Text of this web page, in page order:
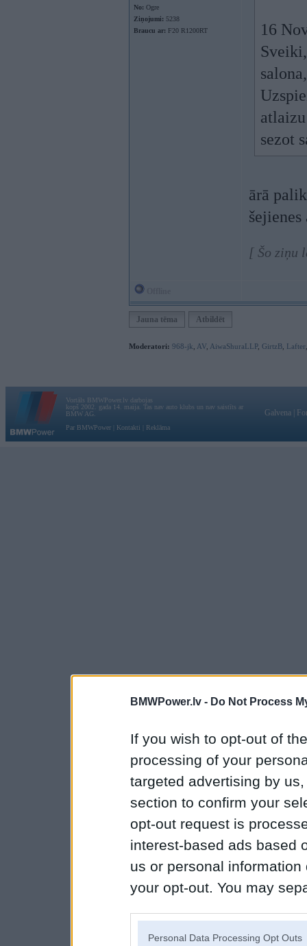
BMWPower.lv - Do Not Process
If you wish to opt-out of
processing of your
targeted advertising by
section to confirm your
opt-out request is
interest-based ads based
us or personal
your opt-out. You may
Personal Data Processing Opt Outs
No: Ogre
Ziņojumi: 5238
Braucu ar: F20 R1200RT
16
sezot
ārā
[ Šo ziņu
Jauna tēma Atbildēt
Moderatori: 968-jk AV AiwaShuraLLP, GirtzB Lafter
Vortāls BMWPower.lv darbojas
kopš 2002. gada 14. maija. Tas nav auto klubs un nav saistīts ar
BMW AG.
Par BMWPower
Kontakti Reklāma
Galvena